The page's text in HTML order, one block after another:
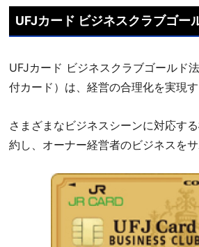
UFJカード ビジネスクラブゴー
UFJカード ビジネスクラブゴールド
付カード）は、経営の合理化を実現す
さまざまなビジネスシーンに対応す
約し、オーナー経営者のビジネスをサ